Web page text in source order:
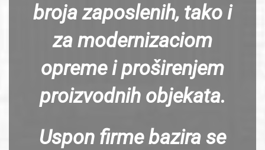
broja zaposlenih, tako i
za modernizaciom
opreme i proširenjem
proizvodnih objekata.
Uspon firme bazira se